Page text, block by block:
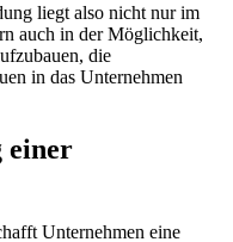
liegt also nicht nur im
auch in der Möglichkeit,
die
in das Unternehmen
einer
Unternehmen eine